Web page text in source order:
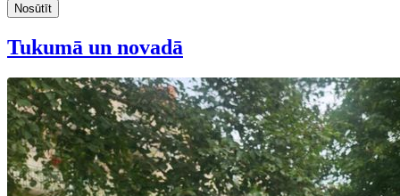
Nosūtīt
Tukumā un novadā